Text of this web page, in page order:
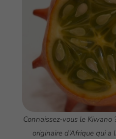
Connaissez-vous le Kiwano
originaire d’Afrique qui